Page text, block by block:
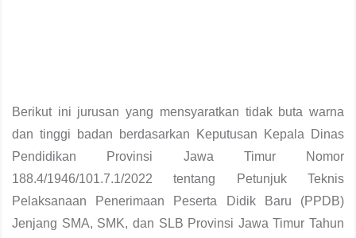
Berikut ini jurusan yang mensyaratkan tidak buta warna
dan tinggi badan berdasarkan Keputusan Kepala Dinas
Pendidikan Provinsi Jawa Timur Nomor
188.4/1946/101.7.1/2022 tentang Petunjuk Teknis
Pelaksanaan Penerimaan Peserta Didik Baru (PPDB)
Jenjang SMA, SMK, dan SLB Provinsi Jawa Timur Tahun